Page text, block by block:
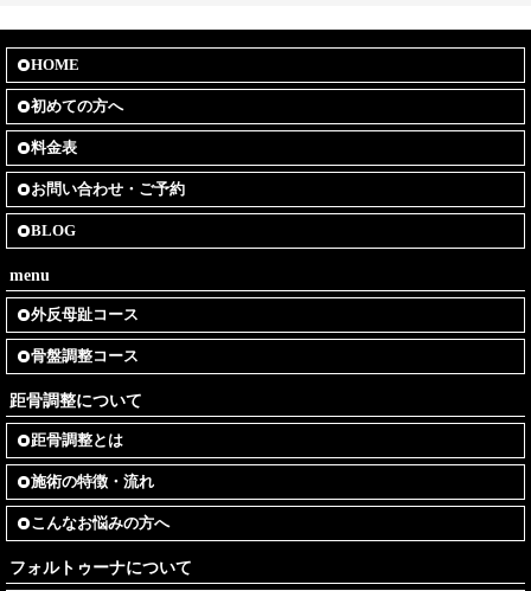
HOME
初めての方へ
料金表
お問い合わせ・ご予約
BLOG
menu
外反母趾コース
骨盤調整コース
距骨調整について
距骨調整とは
施術の特徴・流れ
こんなお悩みの方へ
フォルトゥーナについて